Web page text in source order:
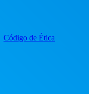
Código de Ética